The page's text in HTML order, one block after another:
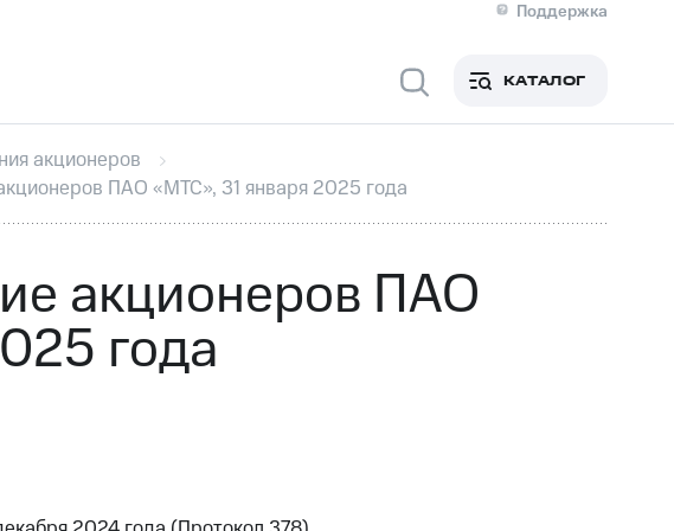
Поддержка
Медиа-центр
КонтактыНовости в регионе
Информация акционерам
Документы
Контроль и аудитРынок акций
облигаций Описание
Устойчивое развитие
Комплаенс и деловая этика
КАТАЛОГ
акционеров
ПАО «МТС», 31 января 2025 года
акционеров ПАО
года